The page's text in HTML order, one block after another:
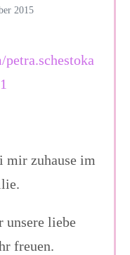
2015
mir zuhause im
unsere liebe
freuen.